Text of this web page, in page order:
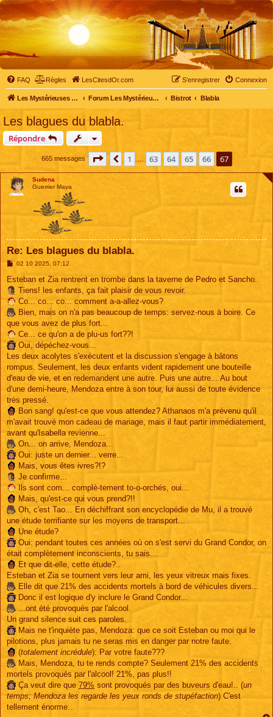
FAQ Règles LesCitesdOr.com Connexion
S’enregistrer
Les Mystérieuses Cités d'Or - LesCitesdOr.com Forum Les Mystérieuses Cités d'Or Bistrot Blabla
Les blagues du blabla.
Répondre
665 messages Page 67 sur 67
Précédente
1 63 64 65 66 67
Sudena
Guerrier Maya
Re: Les blagues du blabla.
M
s
a
g
e
02 10 2025, 07:12
Esteban et Zia rentrent en trombe dans la taverne de Pedro et Sancho.
Tiens! les enfants, ça fait plaisir de vous revoir.
Co... co... co... comment a-a-allez-vous?
Bien, mais on n'a pas beaucoup de temps: servez-nous à boire. Ce
que vous avez de plus fort...
Ce... ce qu'on a de plu-us fort??!
Oui, dépéchez-vous...
Les deux acolytes s'exécutent et la discussion s'engage à bâtons
rompus. Seulement, les deux enfants vident rapidement une bouteille
d'eau de vie, et en redemandent une autre. Puis une autre... Au bout
d'une demi-heure, Mendoza entre à son tour, lui aussi de toute évidence
très pressé.
Bon sang! qu'est-ce que vous attendez? Athanaos m'a prévenu qu'il
m'avait trouvé mon cadeau de mariage, mais il faut partir immédiatement,
avant qu'Isabella revienne...
On... on arrive, Mendoza...
Oui: juste un dernier... verre...
Mais, vous êtes ivres?!?
Je confirme...
Ils sont com... complè-tement to-o-orchés, oui...
Mais, qu'est-ce qui vous prend?!!
Oh, c'est Tao... En déchiffrant son encyclopédie de Mu, il a trouvé
une étude terrifiante sur les moyens de transport...
Une étude?
Oui: pendant toutes ces années où on s'est servi du Grand Condor, on
était complètement inconscients, tu sais...
Et que dit-elle, cette étude?..
Esteban et Zia se tournent vers leur ami, les yeux vitreux mais fixes.
Elle dit que 21% des accidents mortels à bord de véhicules divers...
Donc il est logique d'y inclure le Grand Condor...
...ont été provoqués par l'alcool.
Un grand silence suit ces paroles.
Mais ne t'inquiète pas, Mendoza: que ce soit Esteban ou moi qui le
pilotions, plus jamais tu ne seras mis en danger par notre faute.
(totalement incrédule): Par votre faute???
Mais, Mendoza, tu te rends compte? Seulement 21% des accidents
mortels provoqués par l'alcool! 21%, pas plus!!
Ça veut dire que 79% sont provoqués par des buveurs d'eau!.. (un
temps; Mendoza les regarde les yeux ronds de stupéfaction) C'est
tellement énorme...